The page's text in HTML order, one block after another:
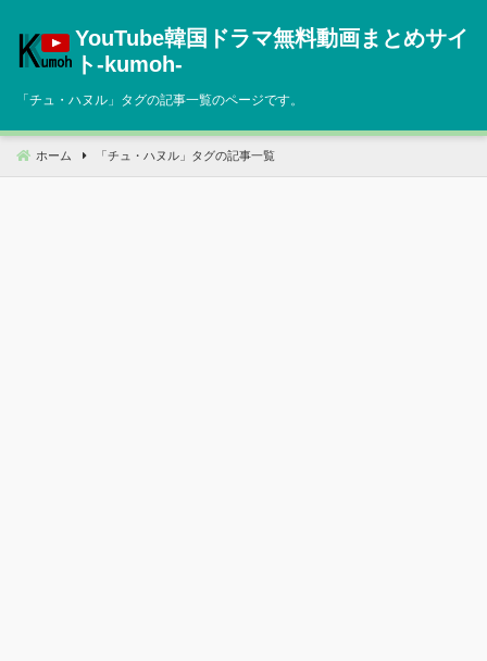
へ
動
YouTube韓国ドラマ無料動画まとめサイ
ト‐kumoh‐
「チュ・ハヌル 」タグの記事一覧のページです。
ホーム 「 チュ・ハヌル 」タグの記事一覧